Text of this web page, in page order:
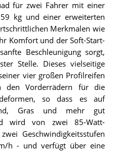
für zwei Fahrer mit einer
kg und einer erweiterten
Merkmalen wie
Komfort und der Soft-Start-
Beschleunigung sorgt,
Stelle. Dieses vielseitige
vier großen Profilreifen
den Vorderrädern für die
so dass es auf
Gras und mehr gut
wird von zwei 85-Watt-
Geschwindigkeitsstufen
h - und verfügt über eine